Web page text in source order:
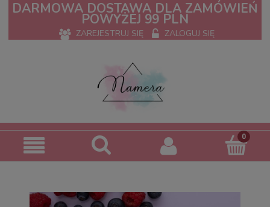
DARMOWA DOSTAWA DLA ZAMÓWIEŃ
POWYŻEJ 99 PLN
ZAREJESTRUJ SIĘ ZALOGUJ SIĘ